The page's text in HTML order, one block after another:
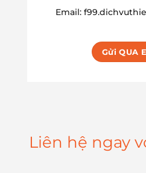
Email:
Gửi QUA
Liên hệ ngay